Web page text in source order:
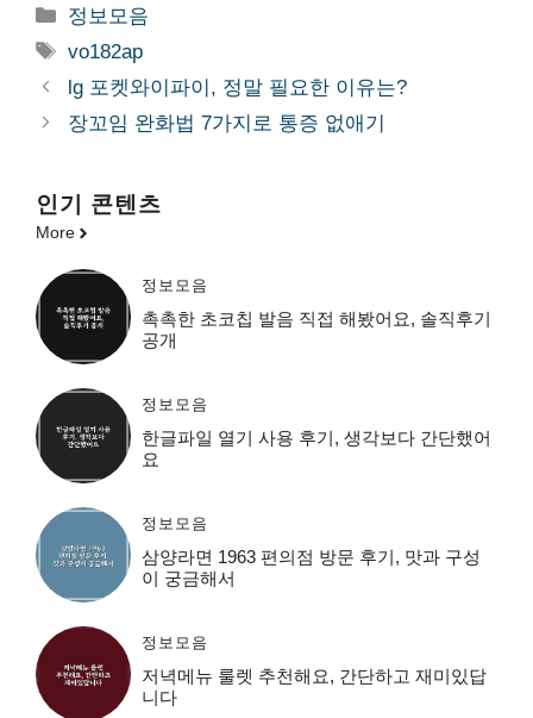
카
테
리
정보모음
태
그
vo182ap
lg 포켓와이파이, 정말 필요한 이유는?
장꼬임 완화법 7가지로 통증 없애기
인기 콘텐츠
More
정보모음
촉촉한 초코칩 발음 직접 해봤어요, 솔직후기
공개
정보모음
한글파일 열기 사용 후기, 생각보다 간단했어
요
정보모음
삼양라면 1963 편의점 방문 후기, 맛과 구성
이 궁금해서
정보모음
저녁메뉴 룰렛 추천해요, 간단하고 재미있답
니다